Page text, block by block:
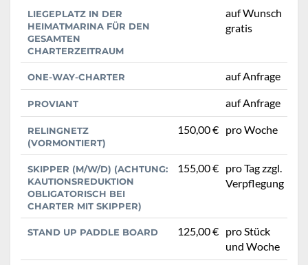
LIEGEPLATZ IN DER
HEIMATMARINA FÜR DEN
GESAMTEN
CHARTERZEITRAUM
auf Wunsch
gratis
ONE-WAY-CHARTER auf Anfrage
PROVIANT auf Anfrage
RELINGNETZ
(VORMONTIERT)
150,00 € pro Woche
SKIPPER (M/W/D) (ACHTUNG:
KAUTIONSREDUKTION
OBLIGATORISCH BEI
CHARTER MIT SKIPPER)
155,00 € pro Tag zzgl.
Verpflegung
STAND UP PADDLE BOARD 125,00 € pro Stück
und Woche